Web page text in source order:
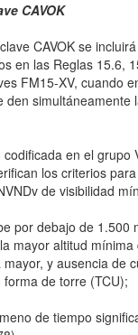
CAVOK
CAVOK se
en las Reglas 15.6,
FM15-XV, cuando
den simultáneamente
en el grupo
los criterios
de visibilidad
por debajo de 1.500
mayor altitud
y ausencia de
de torre (TCU);
de tiempo